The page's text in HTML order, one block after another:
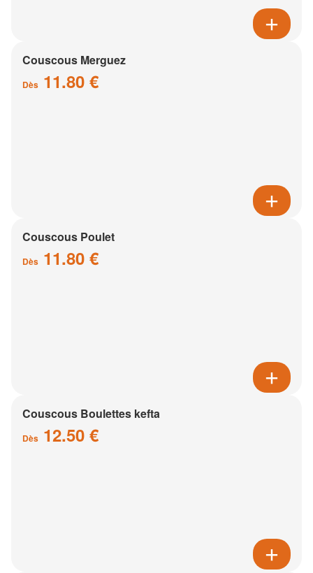
Couscous Merguez
Dès 11.80 €
Couscous Poulet
Dès 11.80 €
Couscous Boulettes kefta
Dès 12.50 €